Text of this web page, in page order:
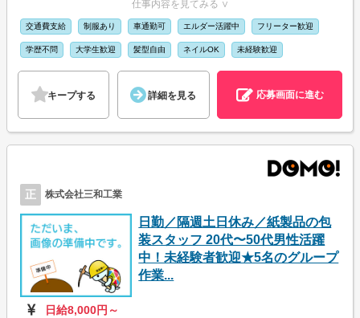
仕事内容を見てみる ∨
交通費支給 制服あり 車通勤可 エルダー活躍中 フリーター歓迎
学歴不問 大学生歓迎 髪型自由 ネイルOK 未経験歓迎
キープする 詳細を見る 応募画面に進む
正 株式会社三和工業
日勤／隔週土日休み／紙製品の包
装スタッフ 20代〜50代男性活躍
中！未経験者歓迎★5名のグループ
作業...
日給8,000円～